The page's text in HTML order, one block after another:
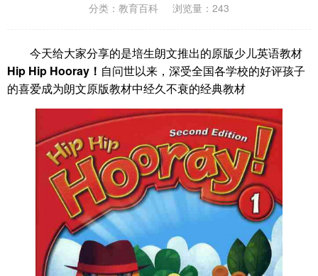
分类： 教育百科 浏览量：243
今天给大家分享的是培生朗文推出的原版少儿英语教材
Hip Hip Hooray！ 自问世以来，深受全国各学校的好评孩子
的喜爱成为朗文原版教材中经久不衰的经典教材